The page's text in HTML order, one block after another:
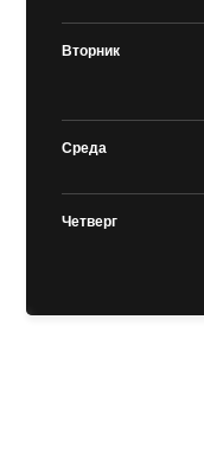
Вторник
Среда
Четверг